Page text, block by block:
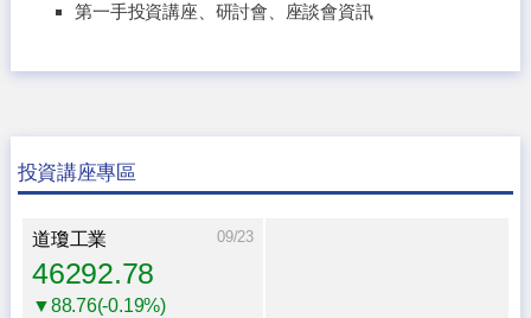
第一手投資講座、研討會、座談會資訊
投資講座專區
道瓊工業 09/23
46292.78
▼88.76(-0.19%)